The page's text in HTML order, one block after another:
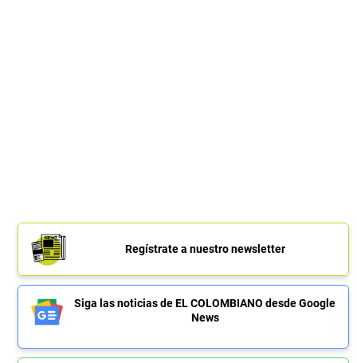
Regístrate a nuestro newsletter
Siga las noticias de EL COLOMBIANO desde Google
News